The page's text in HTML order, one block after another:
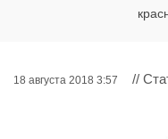
18 августа 2018 3:57 //